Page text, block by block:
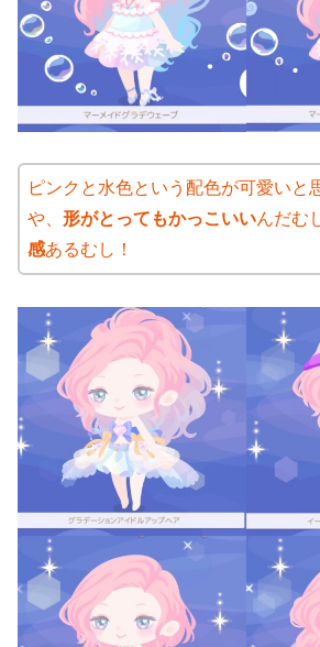
ピンクと水色という配色が可愛いと
や、 形がとってもかっこいいんだむ
感あるむし！